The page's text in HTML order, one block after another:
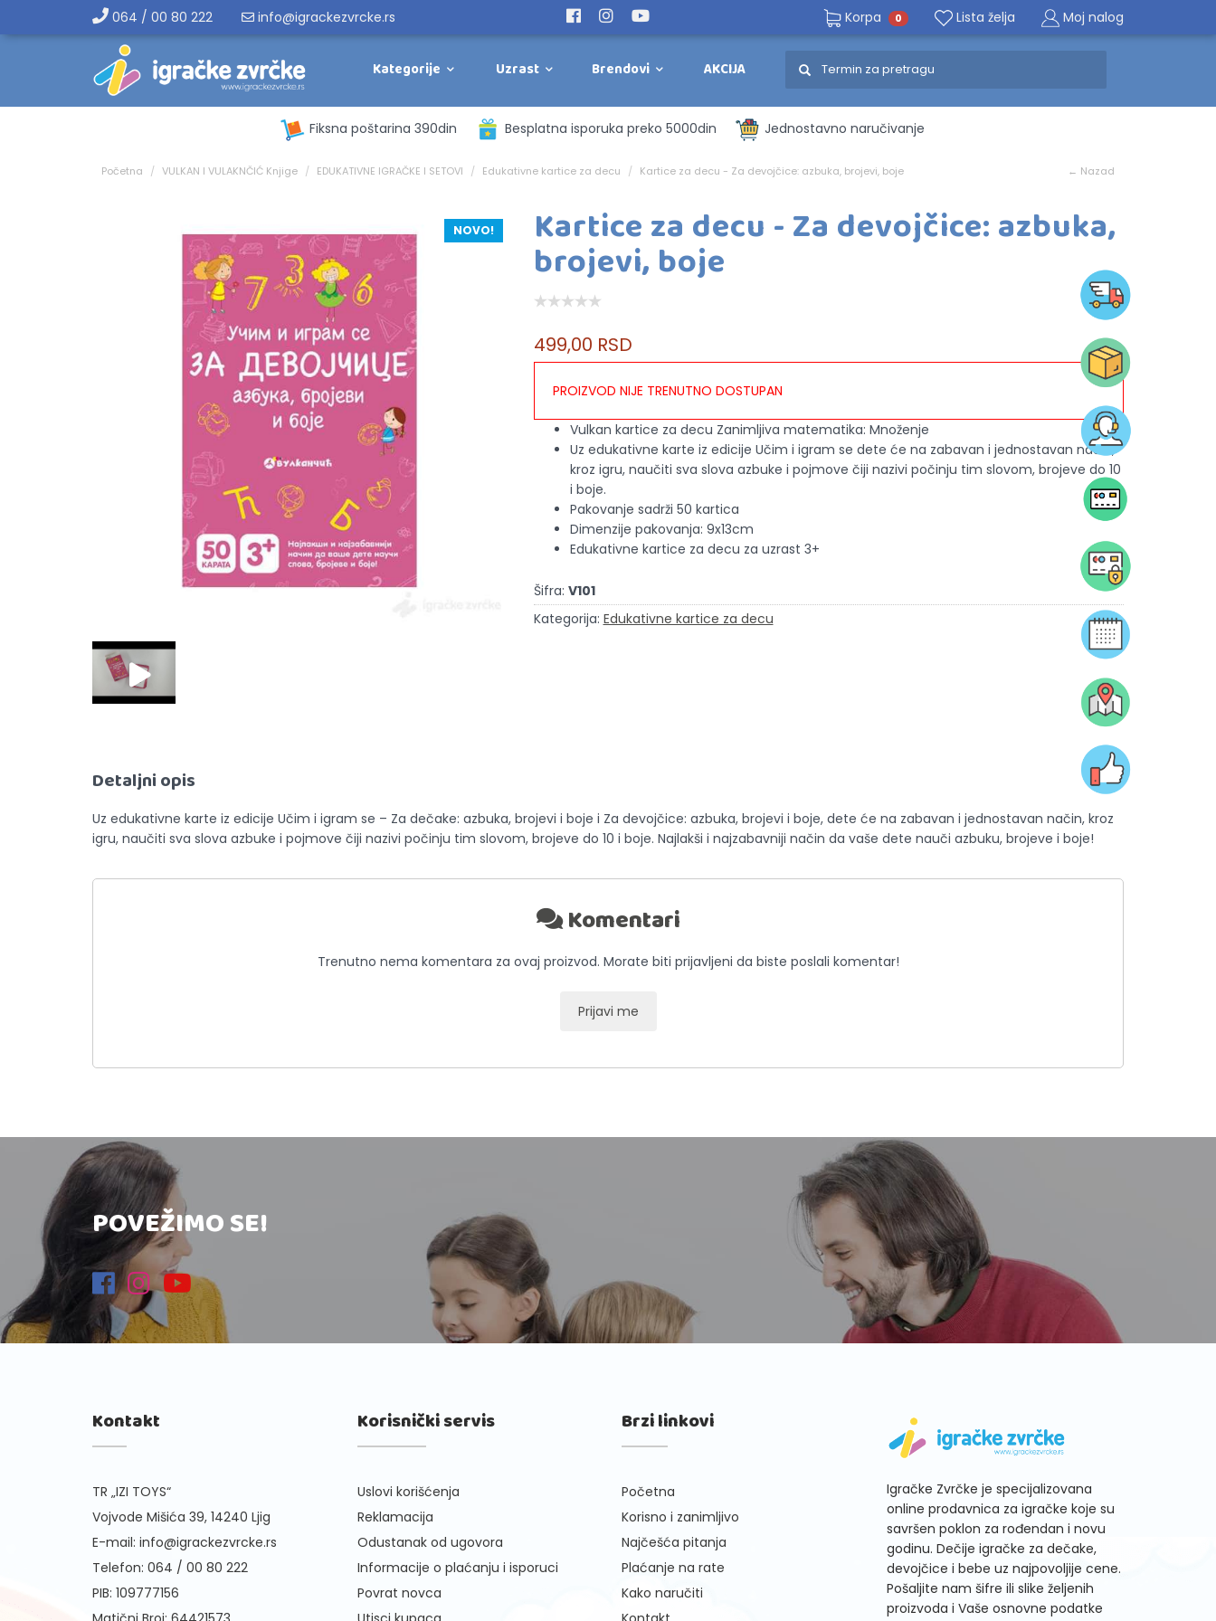
064 / 00 80 222 info@igrackezvrcke.rs Korpa 0 Lista želja Moj nalog
Kategorije Uzrast Brendovi AKCIJA
Fiksna poštarina 390din Besplatna isporuka preko 5000din Jednostavno naručivanje
Početna VULKAN I VULAKNČIĆ Knjige EDUKATIVNE IGRAČKE I SETOVI Edukativne kartice za decu Kartice za decu - Za devojčice: azbuka, brojevi, boje ← Nazad
NOVO! Kartice za decu - Za devojčice: azbuka,
brojevi, boje
499,00 RSD
PROIZVOD NIJE TRENUTNO DOSTUPAN
Vulkan kartice za decu Zanimljiva matematika: Množenje
Uz edukativne karte iz edicije Učim i igram se dete će na zabavan i jednostavan način,
kroz igru, naučiti sva slova azbuke i pojmove čiji nazivi počinju tim slovom, brojeve do 10
i boje.
Pakovanje sadrži 50 kartica
Dimenzije pakovanja: 9x13cm
Edukativne kartice za decu za uzrast 3+
Šifra: V101
Kategorija: Edukativne kartice za decu
Detaljni opis
Uz edukativne karte iz edicije Učim i igram se – Za dečake: azbuka, brojevi i boje i Za devojčice: azbuka, brojevi i boje, dete će na zabavan i jednostavan način, kroz
igru, naučiti sva slova azbuke i pojmove čiji nazivi počinju tim slovom, brojeve do 10 i boje. Najlakši i najzabavniji način da vaše dete nauči azbuku, brojeve i boje!
Komentari
Trenutno nema komentara za ovaj proizvod. Morate biti prijavljeni da biste poslali komentar!
Prijavi me
POVEŽIMO SE!
Kontakt
TR „IZI TOYS“
Vojvode Mišića 39, 14240 Ljig
E-mail: info@igrackezvrcke.rs
Telefon: 064 / 00 80 222
PIB: 109777156
Korisnički servis
Uslovi korišćenja
Reklamacija
Odustanak od ugovora
Informacije o plaćanju i isporuci
Povrat novca
Brzi linkovi
Početna
Korisno i zanimljivo
Najčešća pitanja
Plaćanje na rate
Kako naručiti
Igračke Zvrčke je specijalizovana
online prodavnica za igračke koje su
savršen poklon za rođendan i novu
godinu. Dečije igračke za dečake,
devojčice i bebe uz najpovoljije cene.
Pošaljite nam šifre ili slike željenih
proizvoda i Vaše osnovne podatke